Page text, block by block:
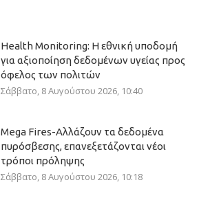
Health Monitoring: Η εθνική υποδομή
για αξιοποίηση δεδομένων υγείας προς
όφελος των πολιτών
Σάββατο, 8 Αυγούστου 2026, 10:40
Mega Fires-Αλλάζουν τα δεδομένα
πυρόσβεσης, επανεξετάζονται νέοι
τρόποι πρόληψης
Σάββατο, 8 Αυγούστου 2026, 10:18